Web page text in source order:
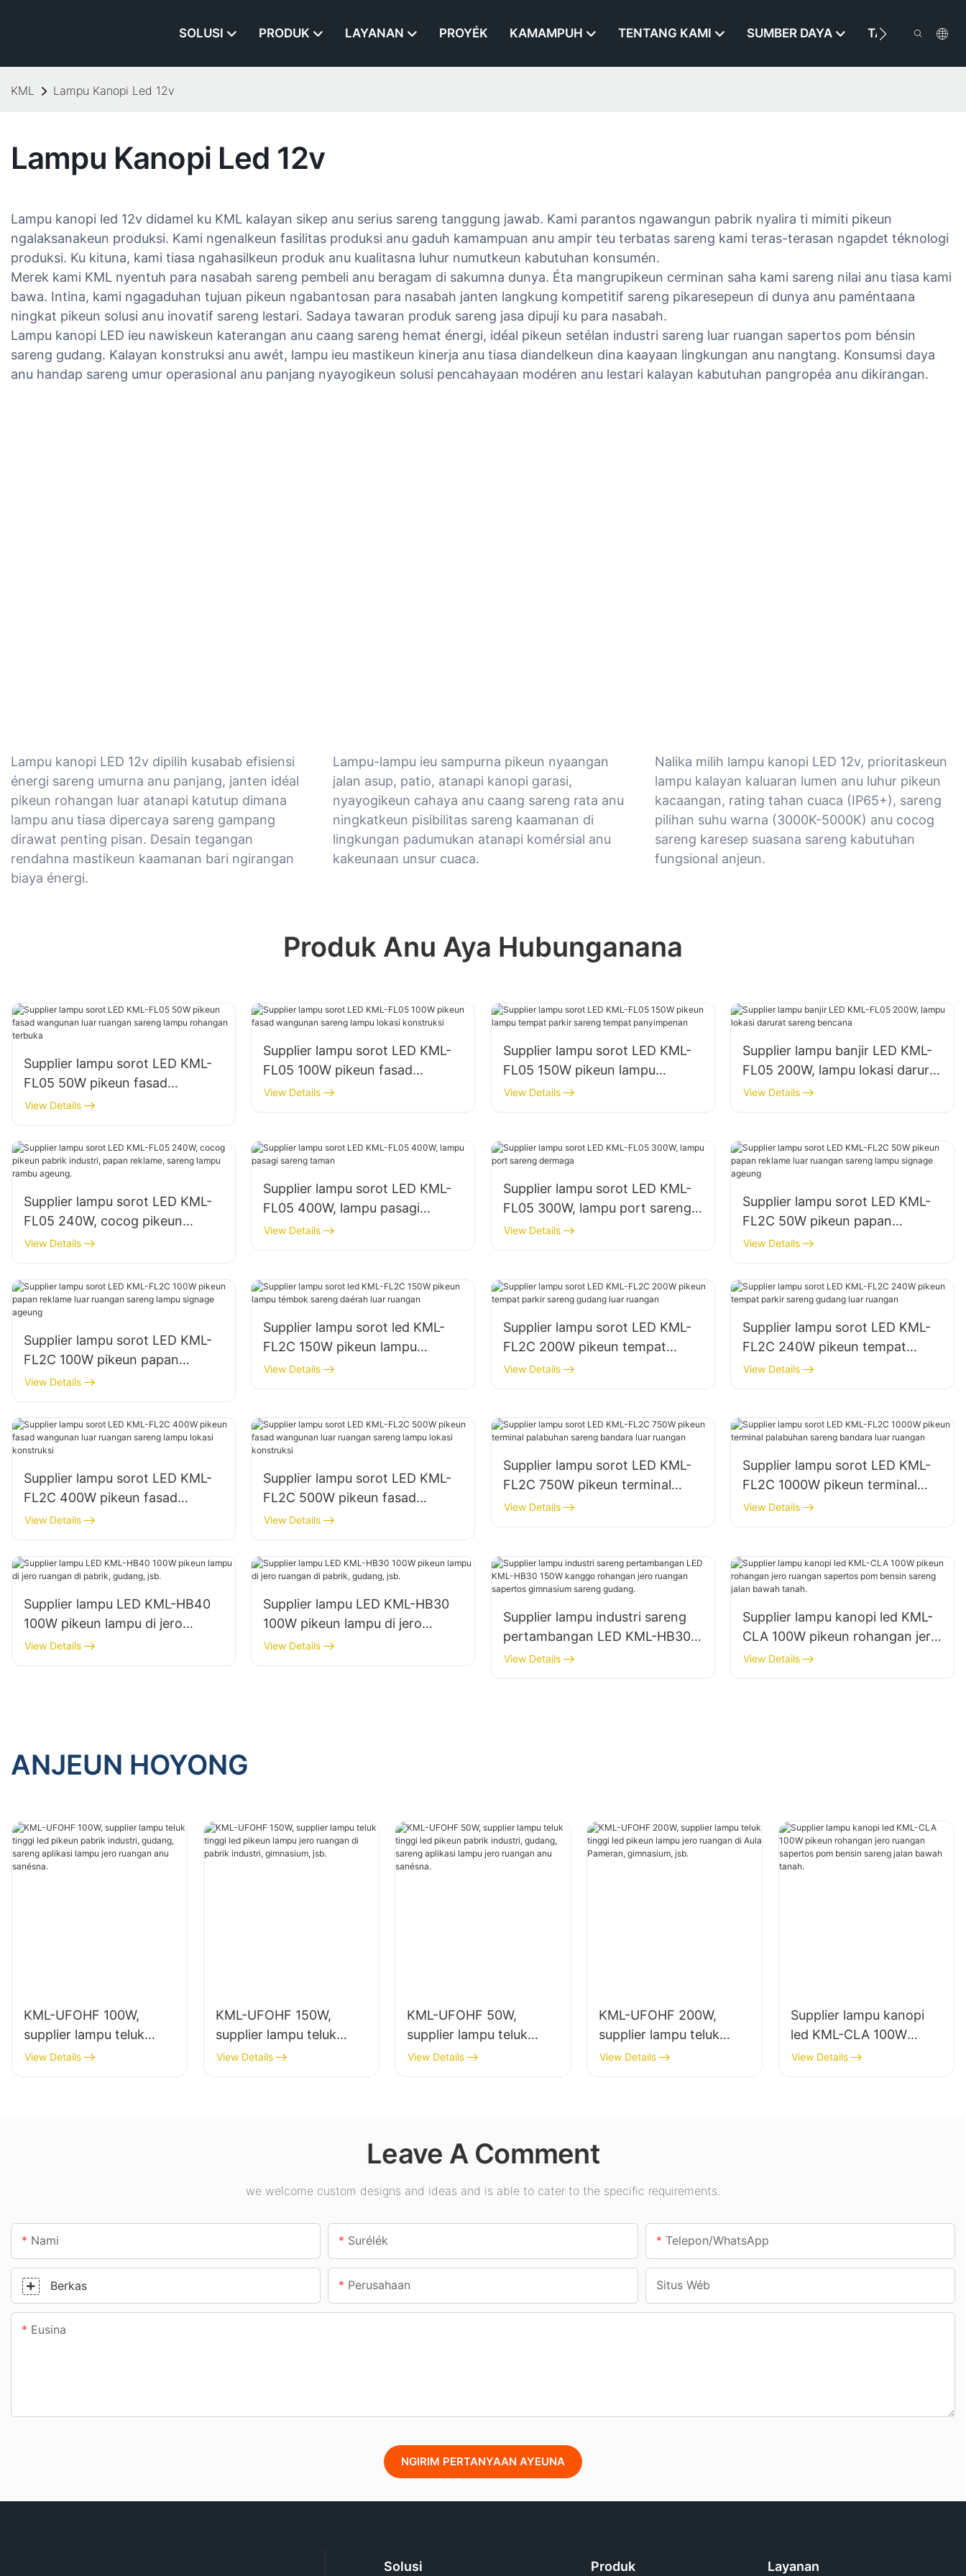
SOLUSI PRODUK LAYANAN PROYÉK KAMAMPUH TENTANG KAMI SUMBER DAYA TAROS KAMI
KML Lampu Kanopi Led 12v
Lampu Kanopi Led 12v
Lampu kanopi led 12v didamel ku KML kalayan sikep anu serius sareng tanggung jawab. Kami parantos ngawangun pabrik nyalira ti mimiti pikeun
ngalaksanakeun produksi. Kami ngenalkeun fasilitas produksi anu gaduh kamampuan anu ampir teu terbatas sareng kami teras-terasan ngapdet téknologi
produksi. Ku kituna, kami tiasa ngahasilkeun produk anu kualitasna luhur numutkeun kabutuhan konsumén.
Merek kami KML nyentuh para nasabah sareng pembeli anu beragam di sakumna dunya. Éta mangrupikeun cerminan saha kami sareng nilai anu tiasa kami
bawa. Intina, kami ngagaduhan tujuan pikeun ngabantosan para nasabah janten langkung kompetitif sareng pikaresepeun di dunya anu paméntaana
ningkat pikeun solusi anu inovatif sareng lestari. Sadaya tawaran produk sareng jasa dipuji ku para nasabah.
Lampu kanopi LED ieu nawiskeun katerangan anu caang sareng hemat énergi, idéal pikeun setélan industri sareng luar ruangan sapertos pom bénsin
sareng gudang. Kalayan konstruksi anu awét, lampu ieu mastikeun kinerja anu tiasa diandelkeun dina kaayaan lingkungan anu nangtang. Konsumsi daya
anu handap sareng umur operasional anu panjang nyayogikeun solusi pencahayaan modéren anu lestari kalayan kabutuhan pangropéa anu dikirangan.
Lampu kanopi LED 12v dipilih kusabab efisiensi
énergi sareng umurna anu panjang, janten idéal
pikeun rohangan luar atanapi katutup dimana
lampu anu tiasa dipercaya sareng gampang
dirawat penting pisan. Desain tegangan
rendahna mastikeun kaamanan bari ngirangan
biaya énergi.
Lampu-lampu ieu sampurna pikeun nyaangan
jalan asup, patio, atanapi kanopi garasi,
nyayogikeun cahaya anu caang sareng rata anu
ningkatkeun pisibilitas sareng kaamanan di
lingkungan padumukan atanapi komérsial anu
kakeunaan unsur cuaca.
Nalika milih lampu kanopi LED 12v, prioritaskeun
lampu kalayan kaluaran lumen anu luhur pikeun
kacaangan, rating tahan cuaca (IP65+), sareng
pilihan suhu warna (3000K-5000K) anu cocog
sareng karesep suasana sareng kabutuhan
fungsional anjeun.
Produk Anu Aya Hubunganana
Supplier lampu sorot LED KML-
FL05 50W pikeun fasad
wangunan luar ruangan sareng
lampu rohangan terbuka
View Details
Supplier lampu sorot LED KML-
FL05 100W pikeun fasad
wangunan sareng lampu lokasi
konstruksi
View Details
Supplier lampu sorot LED KML-
FL05 150W pikeun lampu
tempat parkir sareng tempat
panyimpenan
View Details
Supplier lampu banjir LED KML-
FL05 200W, lampu lokasi darurat
sareng bencana
View Details
Supplier lampu sorot LED KML-
FL05 240W, cocog pikeun
pabrik industri, papan reklame,
sareng lampu rambu ageung.
View Details
Supplier lampu sorot LED KML-
FL05 400W, lampu pasagi
sareng taman
View Details
Supplier lampu sorot LED KML-
FL05 300W, lampu port sareng
dermaga
View Details
Supplier lampu sorot LED KML-
FL2C 50W pikeun papan
reklame luar ruangan sareng
lampu signage ageung
View Details
Supplier lampu sorot LED KML-
FL2C 100W pikeun papan
reklame luar ruangan sareng
lampu signage ageung
View Details
Supplier lampu sorot led KML-
FL2C 150W pikeun lampu
témbok sareng daérah luar
ruangan
View Details
Supplier lampu sorot LED KML-
FL2C 200W pikeun tempat
parkir sareng gudang luar
ruangan
View Details
Supplier lampu sorot LED KML-
FL2C 240W pikeun tempat
parkir sareng gudang luar
ruangan
View Details
Supplier lampu sorot LED KML-
FL2C 400W pikeun fasad
wangunan luar ruangan sareng
lampu lokasi konstruksi
View Details
Supplier lampu sorot LED KML-
FL2C 500W pikeun fasad
wangunan luar ruangan sareng
lampu lokasi konstruksi
View Details
Supplier lampu sorot LED KML-
FL2C 750W pikeun terminal
palabuhan sareng bandara luar
ruangan
View Details
Supplier lampu sorot LED KML-
FL2C 1000W pikeun terminal
palabuhan sareng bandara luar
ruangan
View Details
Supplier lampu LED KML-HB40
100W pikeun lampu di jero
ruangan di pabrik, gudang, jsb.
View Details
Supplier lampu LED KML-HB30
100W pikeun lampu di jero
ruangan di pabrik, gudang, jsb.
View Details
Supplier lampu industri sareng
pertambangan LED KML-HB30
150W kanggo rohangan jero
ruangan sapertos gimnasium
View Details
Supplier lampu kanopi led KML-
CLA 100W pikeun rohangan jero
ruangan sapertos pom bensin
sareng jalan bawah tanah.
View Details
ANJEUN HOYONG
KML-UFOHF 100W,
supplier lampu teluk
tinggi led pikeun pabrik
industri, gudang, sareng
View Details
KML-UFOHF 150W,
supplier lampu teluk
tinggi led pikeun lampu
jero ruangan di pabrik
View Details
KML-UFOHF 50W,
supplier lampu teluk
tinggi led pikeun pabrik
industri, gudang, sareng
View Details
KML-UFOHF 200W,
supplier lampu teluk
tinggi led pikeun lampu
jero ruangan di Aula
View Details
Supplier lampu kanopi
led KML-CLA 100W
pikeun rohangan jero
ruangan sapertos pom
View Details
Leave A Comment
we welcome custom designs and ideas and is able to cater to the specific requirements.
Nami Surélék Telepon/whatsApp
Berkas Perusahaan Situs Wéb
Eusina
NGIRIM PERTANYAAN AYEUNA
Solusi Produk Layanan